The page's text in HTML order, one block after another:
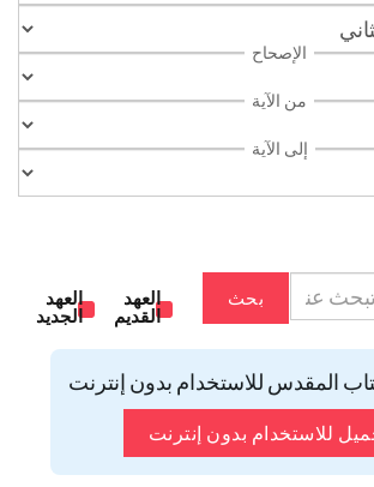
الإصحاح
من الآية
إلى الآية
بحث
العهد
القديم
العهد
الجديد
المقدس للاستخدام بدون إنترنت
للاستخدام بدون إنترنت